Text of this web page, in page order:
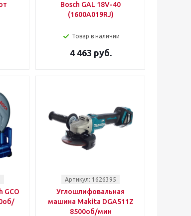
Bosch GAL 18V-40
(1600A019RJ)
Товар в наличии
4 463 руб.
GCO
Артикул: 1626395
Углошлифовальная
машина Makita DGA511Z
8500об/мин